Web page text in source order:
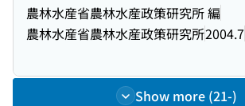
農林水産省農林水産政策研究所 編
農林水産省農林水産政策研究所2004.7
Show more (21-)